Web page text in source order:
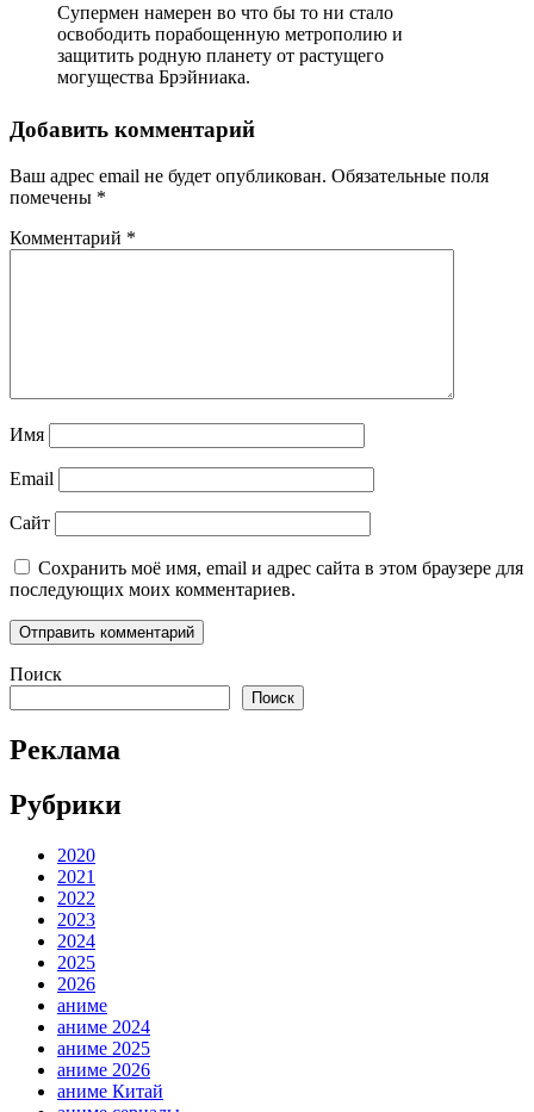
Супермен намерен во что бы то ни стало
освободить порабощенную метрополию и
защитить родную планету от растущего
могущества Брэйниака.
Добавить комментарий
Ваш адрес email не будет опубликован. Обязательные поля
помечены *
Комментарий *
Имя
Email
Сайт
Сохранить моё имя, email и адрес сайта в этом браузере для
последующих моих комментариев.
Поиск
Поиск
Реклама
Рубрики
2020
2021
2022
2023
2024
2025
2026
аниме
аниме 2024
аниме 2025
аниме 2026
аниме Китай